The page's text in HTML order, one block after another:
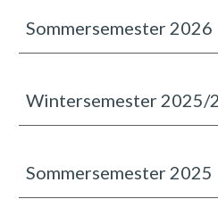
Sommersemester 2026
Wintersemester 2025/
Sommersemester 2025